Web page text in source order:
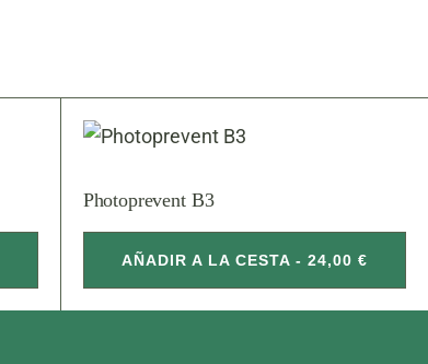
Photoprevent B3
AÑADIR A LA CESTA - 24,00 €